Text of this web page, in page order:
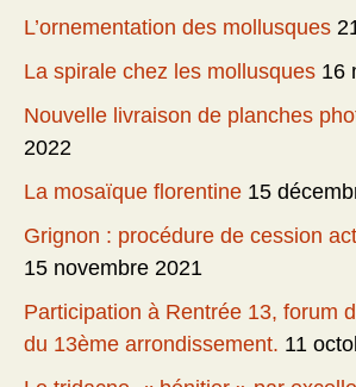
L’ornementation des mollusques
La spirale chez les mollusques 16
Nouvelle livraison de planches
2022
La mosaïque florentine 15
Grignon : procédure de cession
15 novembre 2021
Participation à Rentrée 13, forum
du 13ème arrondissement. 11